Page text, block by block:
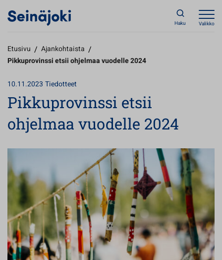
Haku Valikko
Etusivu / Ajankohtaista /
Pikkuprovinssi etsii ohjelmaa vuodelle 2024
10.11.2023 Tiedotteet
Pikkuprovinssi etsii
ohjelmaa vuodelle 2024